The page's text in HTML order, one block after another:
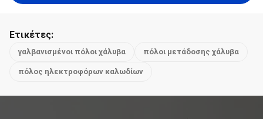
Ετικέτες:
γαλβανισμένοι πόλοι χάλυβα πόλοι μετάδοσης χάλυβα
πόλος ηλεκτροφόρων καλωδίων